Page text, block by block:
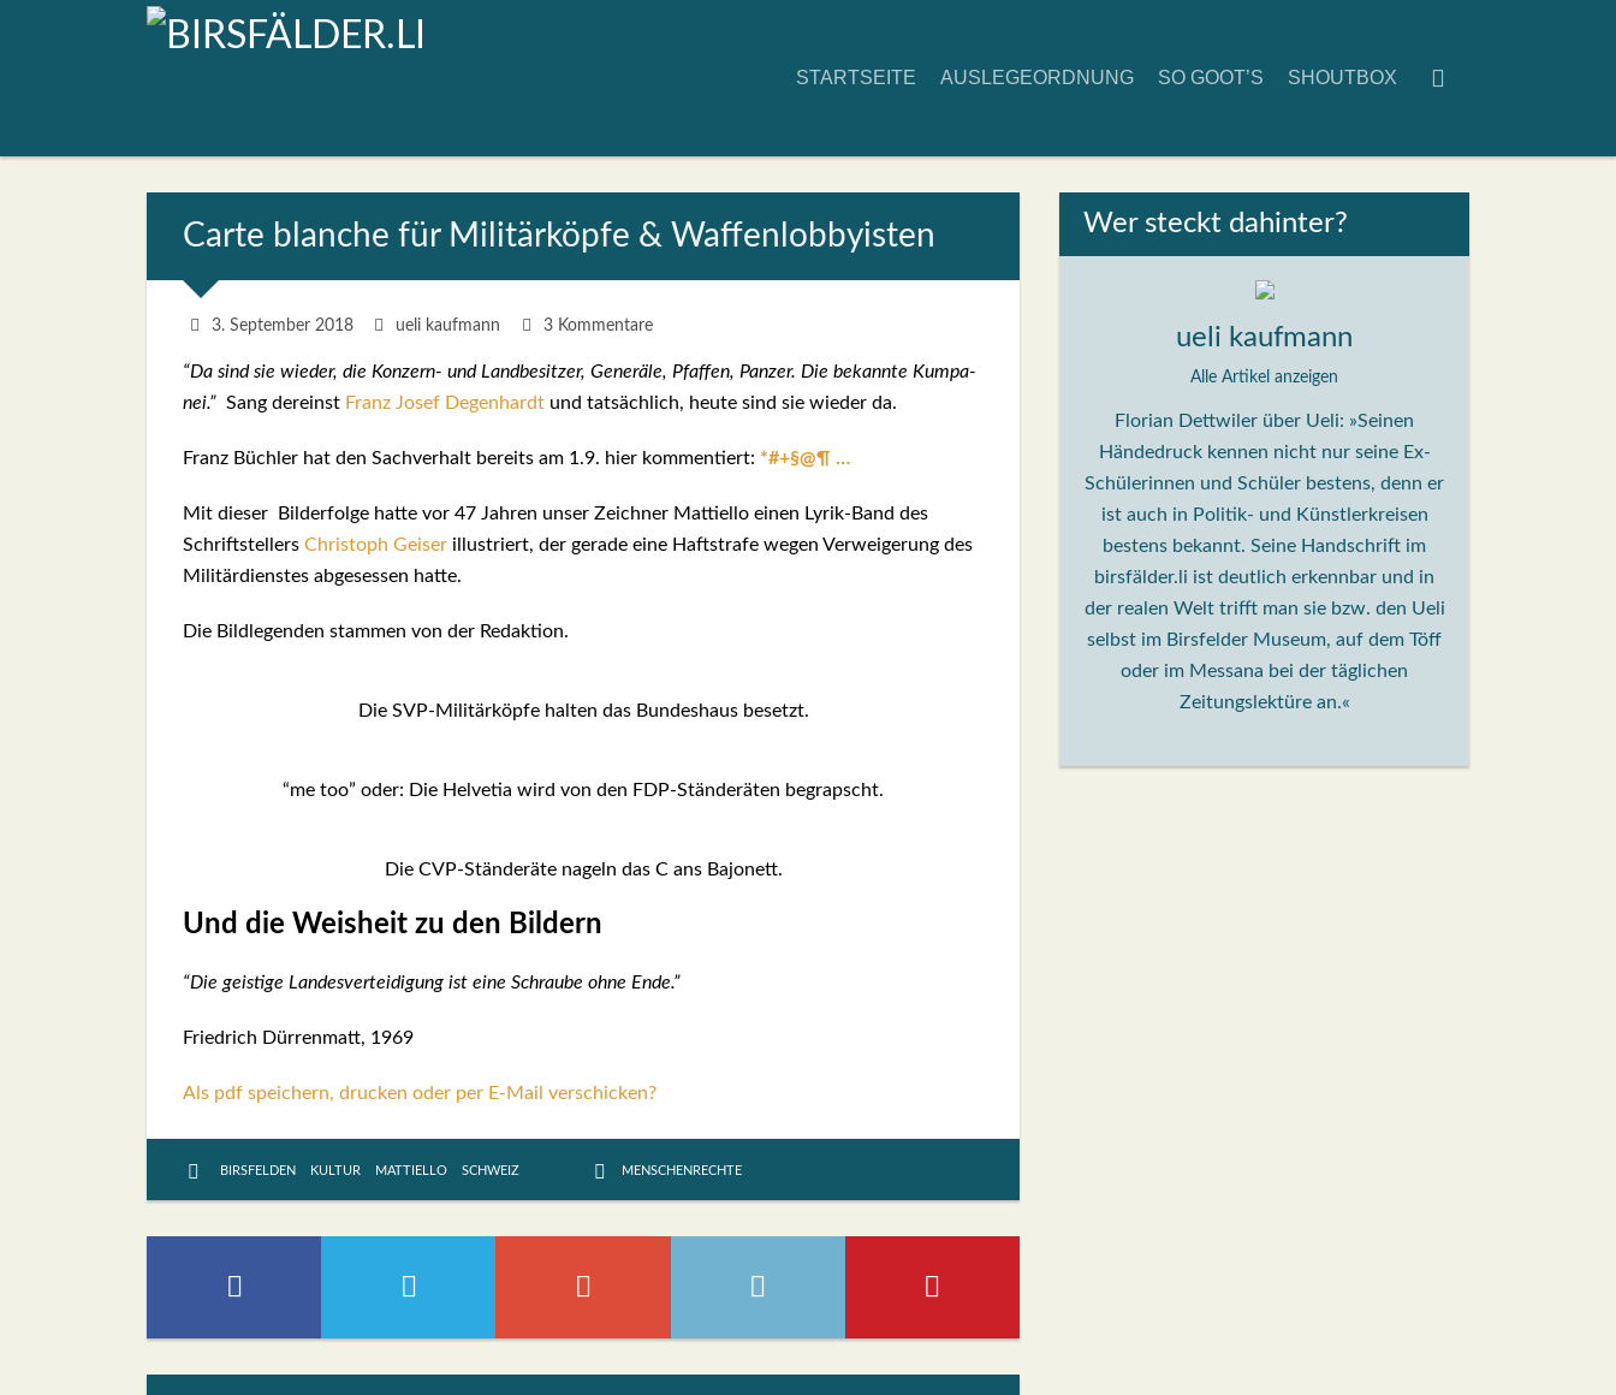
START­SEI­TE AUS­LE­GE­ORD­NUNG SO GOOT’S SHOUT­BOX
Car­te blan­che für Mili­tär­köp­fe & Waf­fen­lob­by­is­ten
3. September 2018 ueli kaufmann 3 Kommentare
“Da sind sie wie­der, die Kon­zern- und Land­be­sit­zer, Gene­rä­le, Pfaf­fen, Pan­zer. Die bekann­te Kum­pa­
nei.” Sang der­einst Franz Josef Degen­hardt und tat­säch­lich, heu­te sind sie wie­der da.
Franz Büch­ler hat den Sach­ver­halt bereits am 1.9. hier kom­men­tiert: *#+§@¶ …
Mit die­ser Bil­der­fol­ge hat­te vor 47 Jah­ren unser Zeich­ner Mat­ti­el­lo einen Lyrik-Band des
Schrift­stel­lers Chris­toph Gei­ser illus­triert, der gera­de eine Haft­stra­fe wegen Ver­wei­ge­rung des
Mili­tär­diens­tes abge­ses­sen hat­te.
Die Bild­le­gen­den stam­men von der Redak­ti­on.
Die SVP-Mili­tär­köp­fe hal­ten das Bun­des­haus besetzt.
“me too” oder: Die Hel­ve­tia wird von den FDP-Stän­de­rä­ten begrapscht.
Die CVP-Stän­de­rä­te nageln das C ans Bajo­nett.
Und die Weis­heit zu den Bil­dern
“Die geis­ti­ge Lan­des­ver­tei­di­gung ist eine Schrau­be ohne Ende.”
Fried­rich Dür­ren­matt, 1969
Als pdf speichern, drucken oder per E-Mail verschicken?
BIRSFELDEN KULTUR MATTIELLO SCHWEIZ MENSCHENRECHTE
Wer steckt dahin­ter?
ueli kaufmann
Alle Artikel anzeigen
Florian Dettwiler über Ueli: »Seinen
Händedruck kennen nicht nur seine Ex-
Schülerinnen und Schüler bestens, denn er
ist auch in Politik- und Künstlerkreisen
bestens bekannt. Seine Handschrift im
birsfälder.li ist deutlich erkennbar und in
der realen Welt trifft man sie bzw. den Ueli
selbst im Birsfelder Museum, auf dem Töff
oder im Messana bei der täglichen
Zeitungslektüre an.«